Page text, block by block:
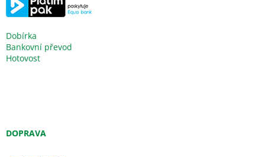
Dobírka
Bankovní převod
Hotovost
DOPRAVA